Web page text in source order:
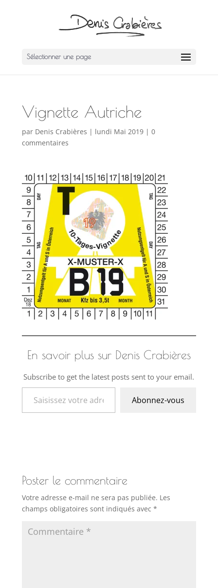
Sélectionner une page
Vignette Autriche
par Denis Crabières | lundi Mai 2019| 0
commentaires
En savoir plus sur Denis Crabières
Subscribe to get the latest posts sent to your email.
Saisissez votre adresse e-mail…
Abonnez-vous
Poster le commentaire
Votre adresse e-mail ne sera pas publiée. Les
champs obligatoires sont indiqués avec *